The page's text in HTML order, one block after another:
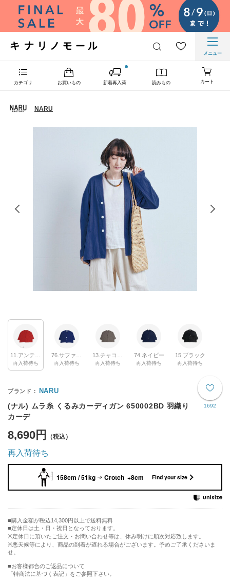
メニュー
カテゴリ お買いもの 新着再入荷 読みもの カート
NARU
再入荷待ち 再入荷待ち 再入荷待ち
74.ネイビー
再入荷待ち
15.ブラック
再入荷待ち
1692
NARU
(ナル) ムラ糸 くるみカーディガン 650002BD 羽織り
カーデ
8,690円
再入荷待ち
158cm / 51kg Crotch +8cm Find your size
購入金額が税込14,300円以上で送料無料
定休日は土・日・祝日となっております。
※定休日に頂いたご注文・お問い合わせ等は、休み明けに順次対応致します。
※悪天候等により、商品の到着が遅れる場合がございます。予めご了承くださいま
せ。
■お客様都合のご返品について
「特商法に基づく表記」をご参照下さい。